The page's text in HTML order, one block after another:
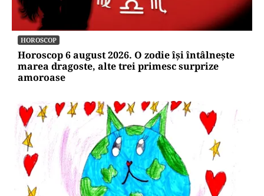
HOROSCOP
Horoscop 6 august 2026. O zodie își întâlnește
marea dragoste, alte trei primesc surprize
amoroase